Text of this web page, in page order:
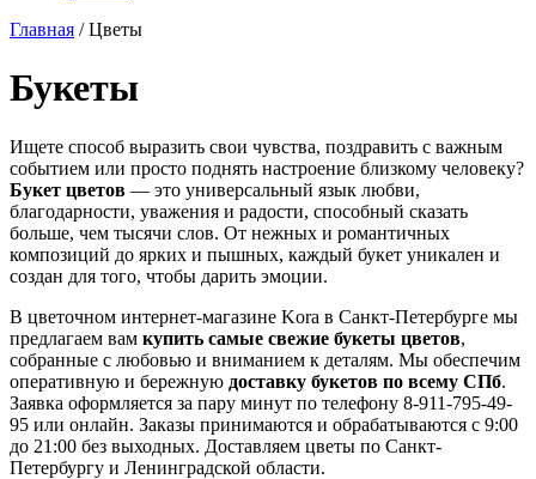
Главная /Цветы
Букеты
Ищете способ выразить свои чувства, поздравить с важным
событием или просто поднять настроение близкому человеку?
Букет цветов — это универсальный язык любви,
благодарности, уважения и радости, способный сказать
больше, чем тысячи слов. От нежных и романтичных
композиций до ярких и пышных, каждый букет уникален и
создан для того, чтобы дарить эмоции.
В цветочном интернет-магазине Kora в Санкт-Петербурге мы
предлагаем вам купить самые свежие букеты цветов,
собранные с любовью и вниманием к деталям. Мы обеспечим
оперативную и бережную доставку букетов по всему СПб.
Заявка оформляется за пару минут по телефону 8-911-795-49-
95 или онлайн. Заказы принимаются и обрабатываются с 9:00
до 21:00 без выходных. Доставляем цветы по Санкт-
Петербургу и Ленинградской области.